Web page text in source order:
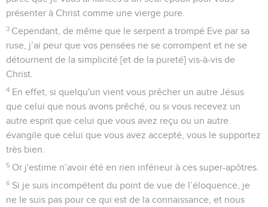
présenter à Christ comme une vierge pure.
3 Cependant, de même que le serpent a trompé Eve par sa
ruse, j’ai peur que vos pensées ne se corrompent et ne se
détournent de la simplicité [et de la pureté] vis-à-vis de
Christ.
4 En effet, si quelqu'un vient vous prêcher un autre Jésus
que celui que nous avons prêché, ou si vous recevez un
autre esprit que celui que vous avez reçu ou un autre
évangile que celui que vous avez accepté, vous le supportez
très bien.
5 Or j'estime n’avoir été en rien inférieur à ces super-apôtres.
6 Si je suis incompétent du point de vue de l’éloquence, je
ne le suis pas pour ce qui est de la connaissance, et nous